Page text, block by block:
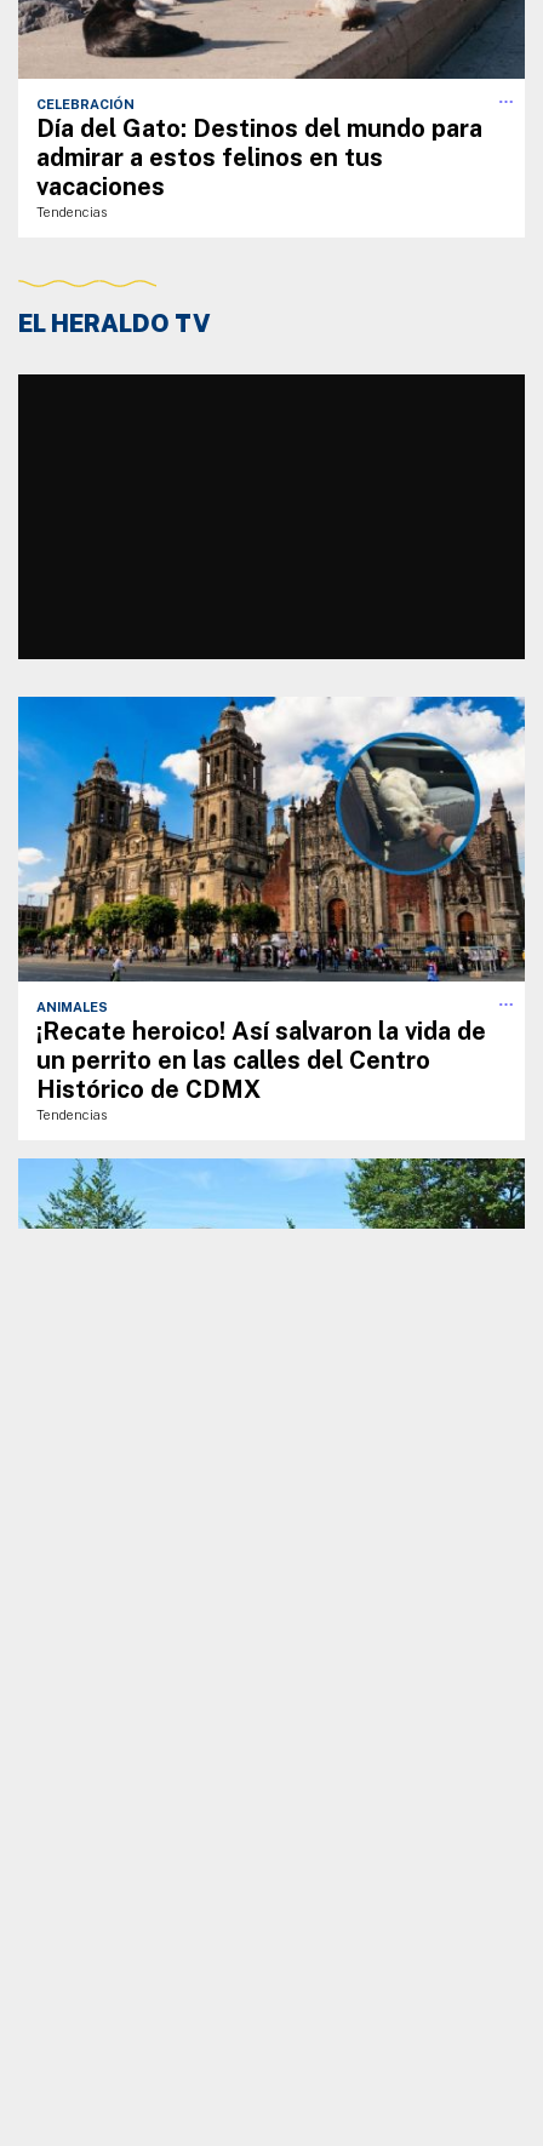
CELEBRACIÓN
Día del Gato: Destinos del mundo para
admirar a estos felinos en tus
vacaciones
Tendencias
EL HERALDO TV
ANIMALES
¡Recate heroico! Así salvaron la vida de
un perrito en las calles del Centro
Histórico de CDMX
Tendencias